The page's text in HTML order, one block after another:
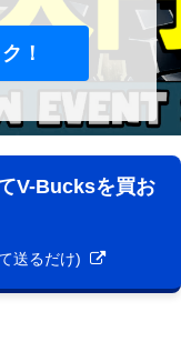
！
V-Bucksを買お
送るだけ)